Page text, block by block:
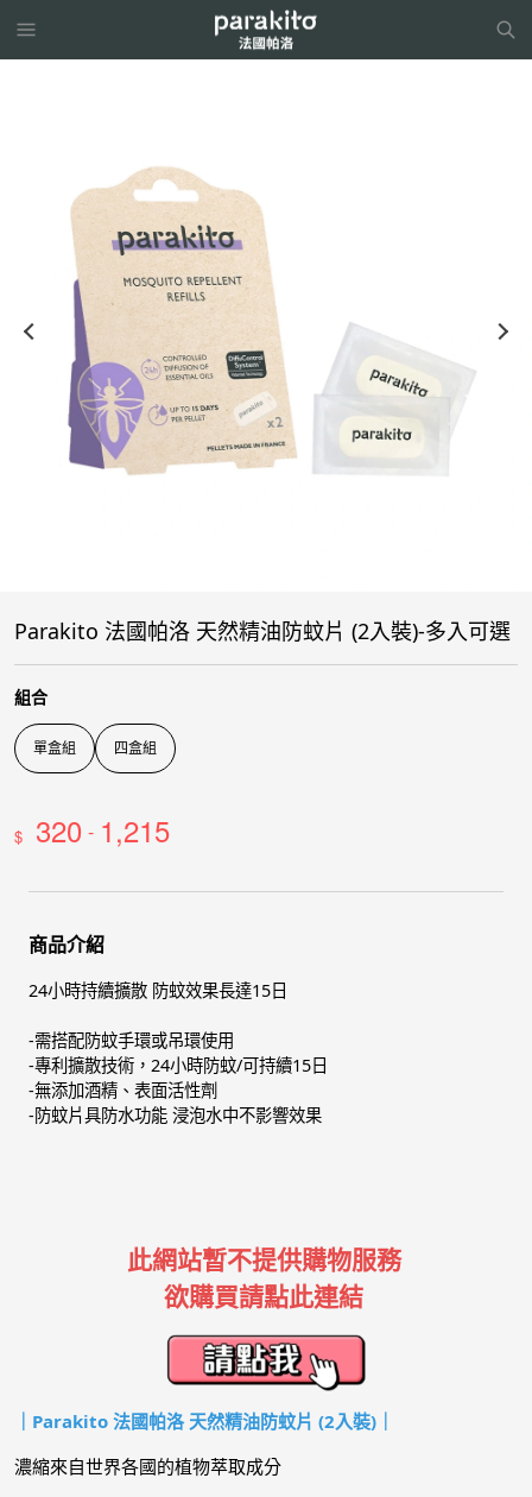
Parakito 法國帕洛 天然精油防蚊片 (2入裝)-多入可選
組合
單盒組 四盒組
$ 320 - 1,215
商品介紹
24小時持續擴散 防蚊效果長達15日
-需搭配防蚊手環或吊環使用
-專利擴散技術，24小時防蚊/可持續15日
-無添加酒精、表面活性劑
-防蚊片具防水功能 浸泡水中不影響效果
此網站暫不提供購物服務
欲購買請點此連結
｜Parakito 法國帕洛 天然精油防蚊片 (2入裝)｜
濃縮來自世界各國的植物萃取成分